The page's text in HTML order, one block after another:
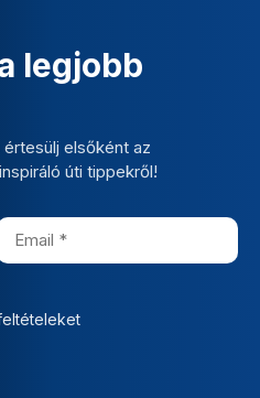
legjobb
elsőként az
úti tippekről!